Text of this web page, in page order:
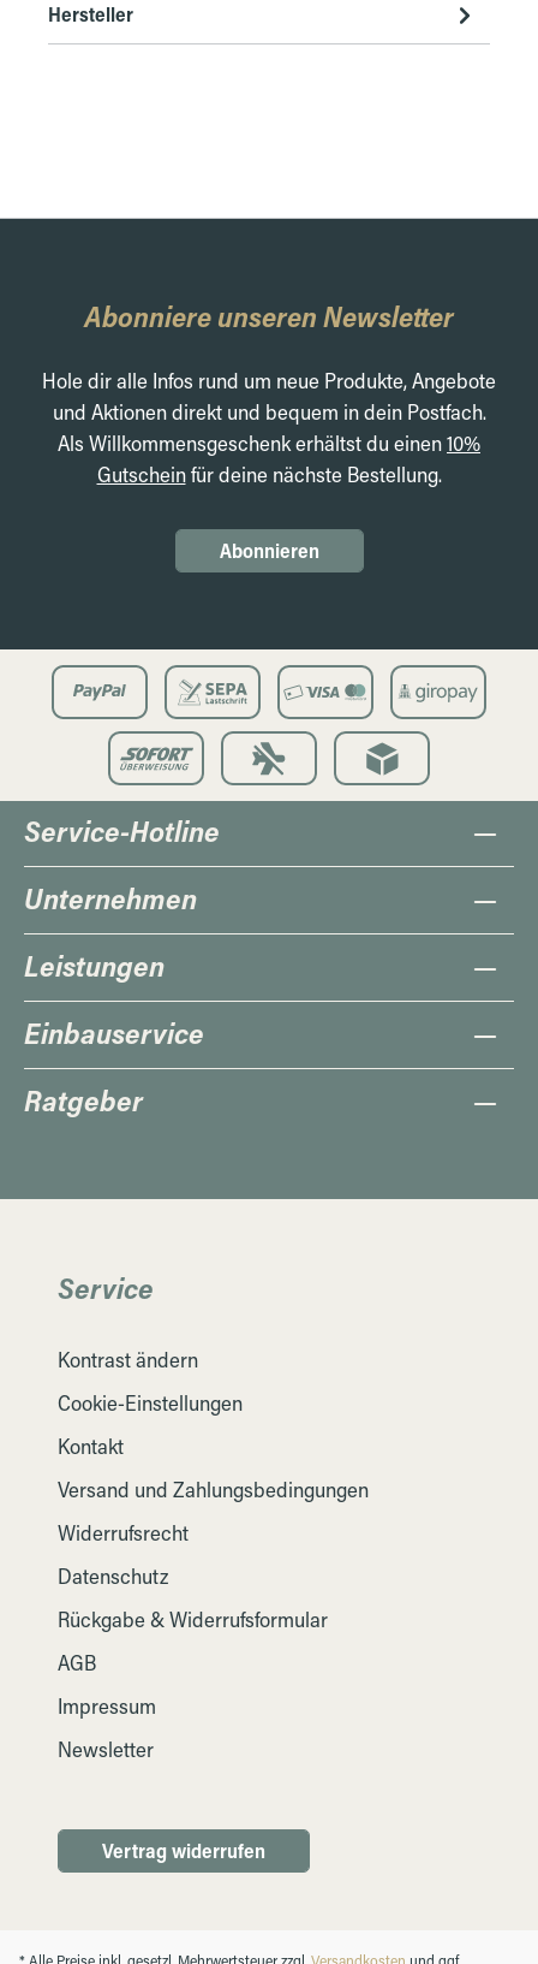
Hersteller
Abonniere unseren Newsletter
Hole dir alle Infos rund um neue Produkte, Angebote
und Aktionen direkt und bequem in dein Postfach.
Als Willkommensgeschenk erhältst du einen10%
Gutscheinfür deine nächste Bestellung.
Abonnieren
Service-Hotline
Unternehmen
Leistungen
Einbauservice
Ratgeber
Service
Kontrast ändern
Cookie-Einstellungen
Kontakt
Versand und Zahlungsbedingungen
Widerrufsrecht
Datenschutz
Rückgabe & Widerrufsformular
AGB
Impressum
Newsletter
Vertrag widerrufen